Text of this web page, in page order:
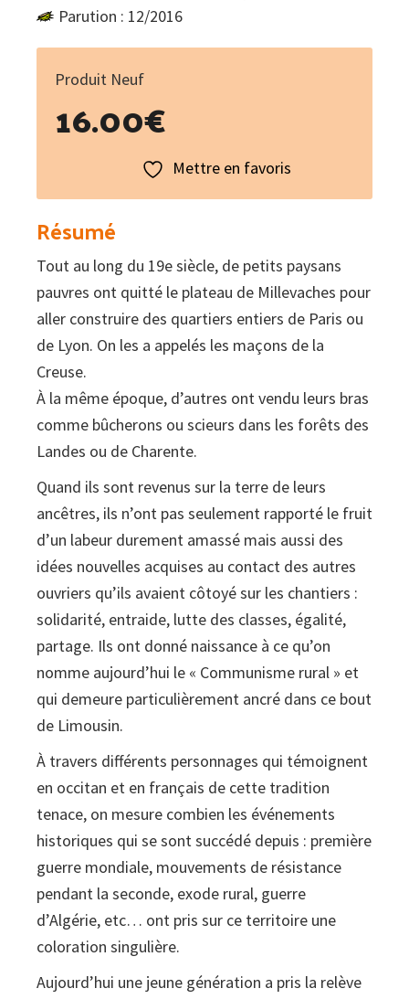
Parution : 12/2016
Produit Neuf
16.00€
Mettre en favoris
Résumé
Tout au long du 19e siècle, de petits paysans
pauvres ont quitté le plateau de Millevaches pour
aller construire des quartiers entiers de Paris ou
de Lyon. On les a appelés les maçons de la
Creuse.
À la même époque, d’autres ont vendu leurs bras
comme bûcherons ou scieurs dans les forêts des
Landes ou de Charente.
Quand ils sont revenus sur la terre de leurs
ancêtres, ils n’ont pas seulement rapporté le fruit
d’un labeur durement amassé mais aussi des
idées nouvelles acquises au contact des autres
ouvriers qu’ils avaient côtoyé sur les chantiers :
solidarité, entraide, lutte des classes, égalité,
partage. Ils ont donné naissance à ce qu’on
nomme aujourd’hui le « Communisme rural » et
qui demeure particulièrement ancré dans ce bout
de Limousin.
À travers différents personnages qui témoignent
en occitan et en français de cette tradition
tenace, on mesure combien les événements
historiques qui se sont succédé depuis : première
guerre mondiale, mouvements de résistance
pendant la seconde, exode rural, guerre
d’Algérie, etc… ont pris sur ce territoire une
coloration singulière.
Aujourd’hui une jeune génération a pris la relève